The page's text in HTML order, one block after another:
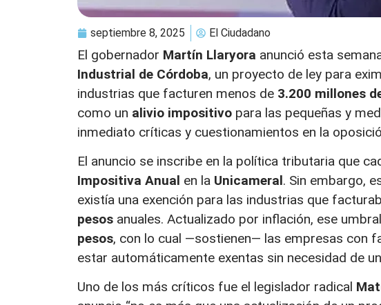
septiembre 8, 2025 El Ciudadano
El gobernador Martín Llaryora anunció esta
Industrial de Córdoba, un proyecto de ley para
industrias que facturen menos de 3.200 millones
como un alivio impositivo para las pequeñas y
inmediato críticas y cuestionamientos en la
El anuncio se inscribe en la política tributaria que
Impositiva Anual en la Unicameral. Sin embargo,
existía una exención para las industrias que
pesos anuales. Actualizado por inflación, ese
pesos, con lo cual —sostienen— las empresas con
estar automáticamente exentas sin necesidad de
Uno de los más críticos fue el legislador radical